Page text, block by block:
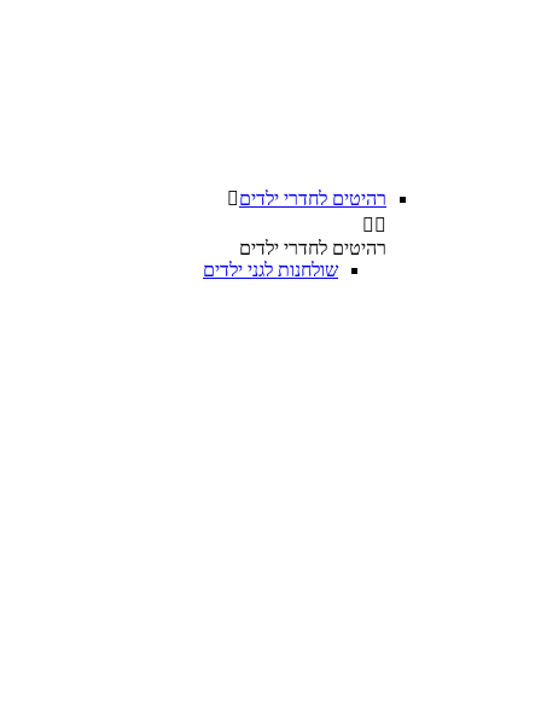
רהיטים לחדרי ילדים
 
רהיטים לחדרי ילדים
שולחנות לגני ילדים